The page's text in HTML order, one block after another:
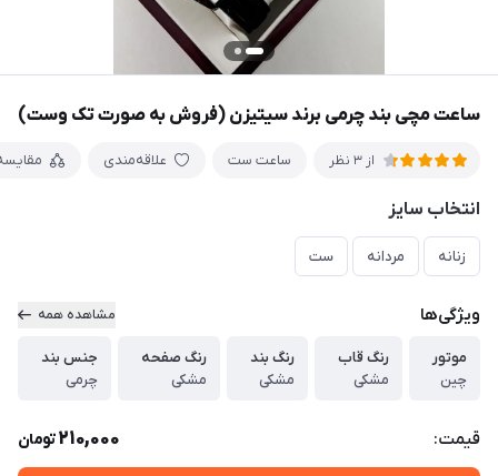
ساعت مچی بند چرمی برند سیتیزن (فروش به صورت تک وست)
از 3 نظر ساعت ست علاقه‌مندی
انتخاب سایز
زنانه مردانه ست
ویژگی‌ها مشاهده همه
موتور
چین
رنگ قاب
مشکی
رنگ بند
مشکی
رنگ صفحه
مشکی
جنس بند
چرمی
قیمت: 210,000تومان